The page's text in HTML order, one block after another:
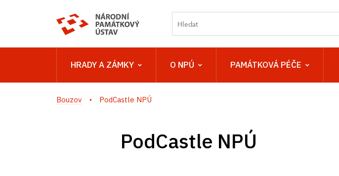
HRADY A ZÁMKY O NPÚ PAMÁTKOVÁ PÉČE
Bouzov PodCastle NPÚ
PodCastle NPÚ